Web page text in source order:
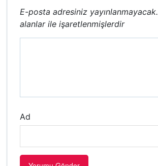
E-posta adresiniz yayınlanmayacak.
alanlar ile işaretlenmişlerdir
Ad